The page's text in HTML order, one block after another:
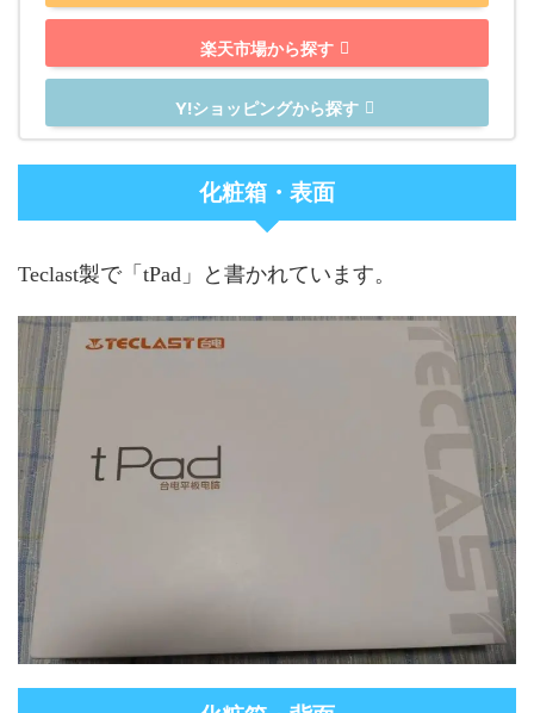
楽天市場から探す
Y!ショッピングから探す
化粧箱・表面
Teclast製で「tPad」と書かれています。